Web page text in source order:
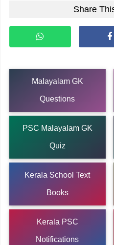
Share
Malayalam GK
Questions
PSC Malayalam GK
Quiz
Kerala School Text
Books
Kerala PSC
Notifications